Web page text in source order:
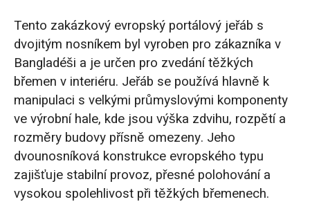
Tento zakázkový evropský portálový jeřáb s
dvojitým nosníkem byl vyroben pro zákazníka v
Bangladéši a je určen pro zvedání těžkých
břemen v interiéru. Jeřáb se používá hlavně k
manipulaci s velkými průmyslovými komponenty
ve výrobní hale, kde jsou výška zdvihu, rozpětí a
rozměry budovy přísně omezeny. Jeho
dvounosníková konstrukce evropského typu
zajišťuje stabilní provoz, přesné polohování a
vysokou spolehlivost při těžkých břemenech.